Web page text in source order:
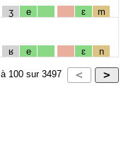
ʒ e ɛ m
ʁ e ɛ n
à 100 sur 3497